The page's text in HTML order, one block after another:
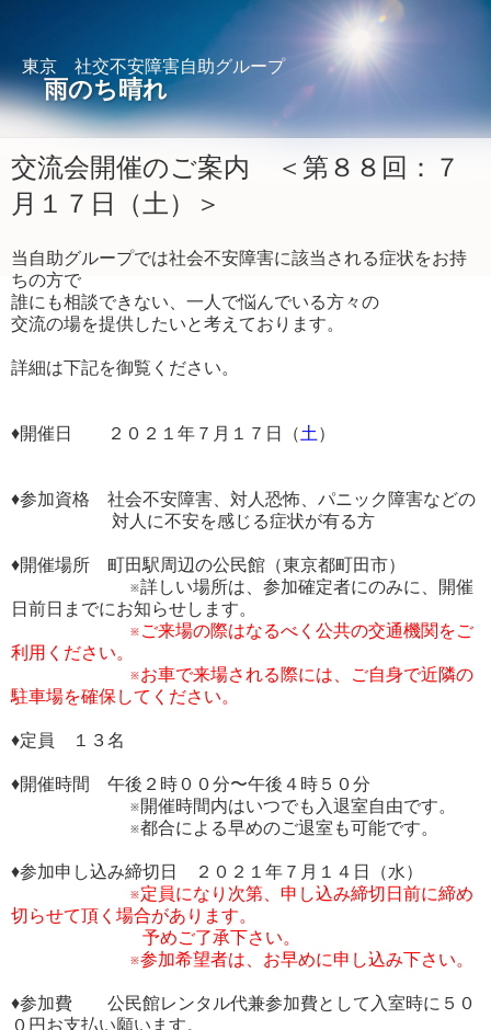
東京 社交不安障害自助グループ
雨のち晴れ
交流会開催のご案内 ＜第８８回：７
月１７日（土）＞
当自助グループでは社会不安障害に該当される症状をお持
ちの方で
誰にも相談できない、一人で悩んでいる方々の
交流の場を提供したいと考えております。
詳細は下記を御覧ください。
♦開催日 ２０２１年７月１７日（土 ）
♦参加資格 社会不安障害、対人恐怖、パニック障害などの
対人に不安を感じる症状が有る方
♦開催場所 町田駅周辺の公民館（東京都町田市）
※詳しい場所は、参加確定者にのみに、開催
日前日までにお知らせします。
※ご来場の際はなるべく公共の交通機関をご
利用ください。
※お車で来場される際には、ご自身で近隣の
駐車場を確保してください。
♦定員 １３名
♦開催時間 午後２時００分〜午後４時５０分
※開催時間内はいつでも入退室自由です。
※都合による早めのご退室も可能です。
♦参加申し込み締切日 ２０２１年７月１４日（水）
※定員になり次第、申し込み締切日前に締め
切らせて頂く場合があります。
予めご了承下さい。
※参加希望者は、お早めに申し込み下さい。
♦参加費 公民館レンタル代兼参加費として入室時に５０
０円お支払い願います。